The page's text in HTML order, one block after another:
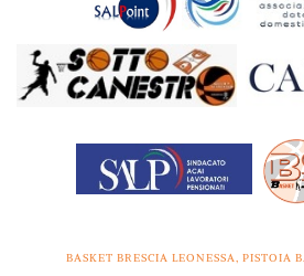
BASKET BRESCIA LEONESSA, PISTOIA